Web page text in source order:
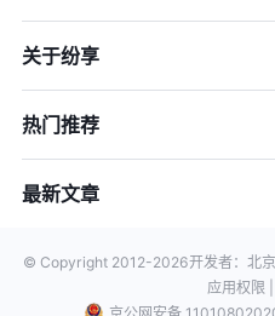
关于纷享
热门推荐
最新文章
© Copyright 2012-2026开发者：北
应用权限 |